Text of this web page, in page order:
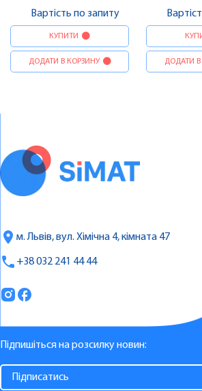
Вартість по запиту
КУПИТИ
ДОДАТИ В КОРЗИНУ ДОДАТИ В
м. Львів, вул. Хімічна 4, кімната 47
+38 032 241 44 44
Підпишіться на розсилку новин: